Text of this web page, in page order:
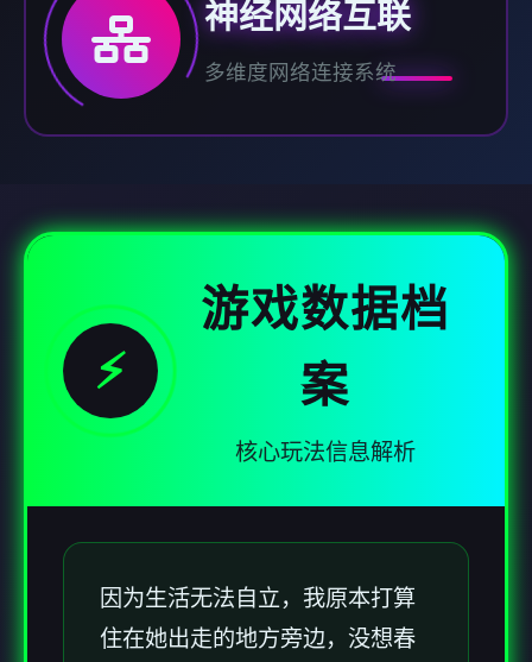
神经网络互联
多维度网络连接系统
⚡
游戏数据档
案
核心玩法信息解析
因为生活无法自立，我原本打算
住在她出走的地方旁边，没想春